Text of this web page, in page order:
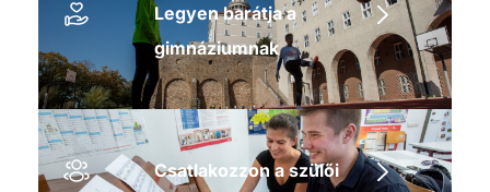
Legyen barátja a
gimnáziumnak
Csatlakozzon a szülői